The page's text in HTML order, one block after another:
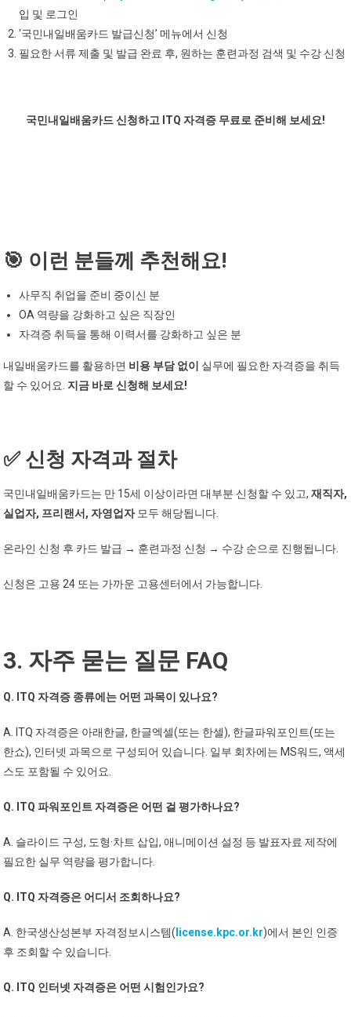
입 및 로그인
‘국민내일배움카드 발급신청’ 메뉴에서 신청
필요한 서류 제출 및 발급 완료 후, 원하는 훈련과정 검색 및 수강 신청
국민내일배움카드 신청하고 ITQ 자격증 무료로 준비해 보세요!
🎯 이런 분들께 추천해요!
사무직 취업을 준비 중이신 분
OA 역량을 강화하고 싶은 직장인
자격증 취득을 통해 이력서를 강화하고 싶은 분
내일배움카드를 활용하면 비용 부담 없이 실무에 필요한 자격증을 취득
할 수 있어요. 지금 바로 신청해 보세요!
✅ 신청 자격과 절차
국민내일배움카드는 만 15세 이상이라면 대부분 신청할 수 있고,재직자,
실업자, 프리랜서, 자영업자모두 해당됩니다.
온라인 신청 후 카드 발급 → 훈련과정 신청 → 수강 순으로 진행됩니다.
신청은 고용 24 또는 가까운 고용센터에서 가능합니다.
3. 자주 묻는 질문 FAQ
Q. ITQ 자격증 종류에는 어떤 과목이 있나요?
A. ITQ 자격증은 아래한글, 한글엑셀(또는 한셀), 한글파워포인트(또는
한쇼), 인터넷 과목으로 구성되어 있습니다. 일부 회차에는 MS워드, 액세
스도 포함될 수 있어요.
Q. ITQ 파워포인트 자격증은 어떤 걸 평가하나요?
A. 슬라이드 구성, 도형·차트 삽입, 애니메이션 설정 등 발표자료 제작에
필요한 실무 역량을 평가합니다.
Q. ITQ 자격증은 어디서 조회하나요?
A. 한국생산성본부 자격정보시스템(license.kpc.or.kr)에서 본인 인증
후 조회할 수 있습니다.
Q. ITQ 인터넷 자격증은 어떤 시험인가요?